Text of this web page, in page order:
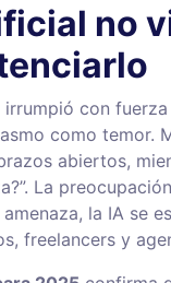
no
con
como temor.
abiertos,
La
la IA se
freelancers y